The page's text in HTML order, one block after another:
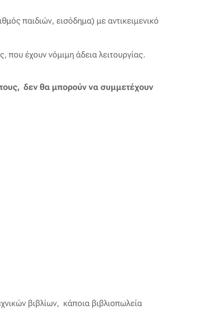
παιδιών, εισόδημα) με αντικειμενικό
που έχουν νόμιμη άδεια λειτουργίας.
τους, δεν θα μπορούν να συμμετέχουν
βιβλίων, κάποια βιβλιοπωλεία